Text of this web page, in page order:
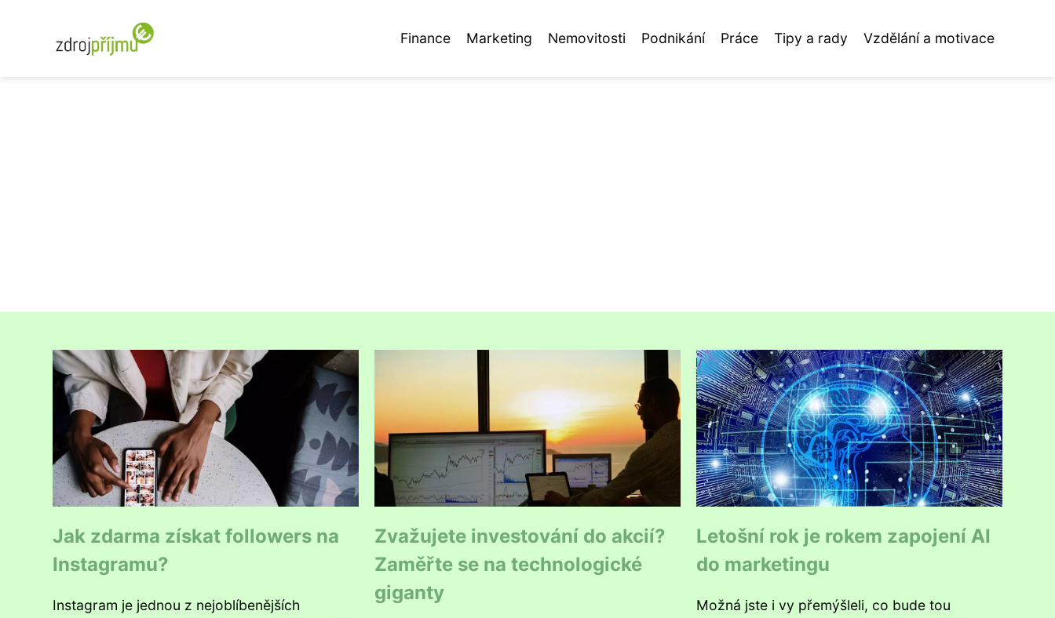
Finance Marketing Nemovitosti Podnikání Práce Tipy a rady Vzdělání a motivace
Jak zdarma získat followers na
Instagramu?
Instagram je jednou z nejoblíbenějších
Zvažujete investování do akcií?
Zaměřte se na technologické
giganty
Letošní rok je rokem zapojení AI
do marketingu
Možná jste i vy přemýšleli, co bude tou